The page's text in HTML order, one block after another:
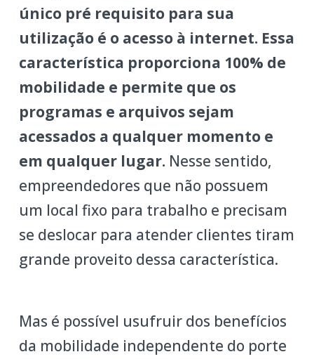
único pré requisito para sua
utilização é o acesso à internet. Essa
característica proporciona 100% de
mobilidade e permite que os
programas e arquivos sejam
acessados a qualquer momento e
em qualquer lugar.Nesse sentido,
empreendedores que não possuem
um local fixo para trabalho e precisam
se deslocar para atender clientes tiram
grande proveito dessa característica.
Mas é possível usufruir dos benefícios
da mobilidade independente do porte